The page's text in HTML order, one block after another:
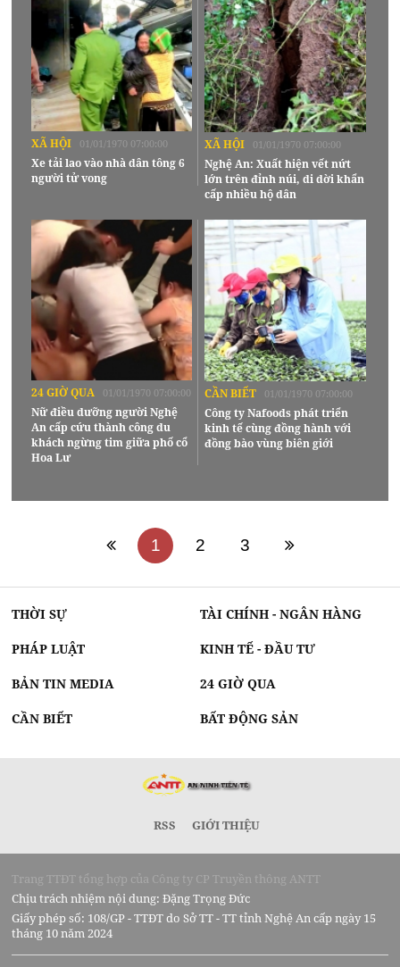
XÃ HỘI 01/01/1970 07:00:00
Xe tải lao vào nhà dân tông 6
người tử vong
XÃ HỘI 01/01/1970 07:00:00
Nghệ An: Xuất hiện vết nứt
lớn trên đỉnh núi, di dời khẩn
cấp nhiều hộ dân
24 GIỜ QUA 01/01/1970 07:00:00
Nữ điều dưỡng người Nghệ
An cấp cứu thành công du
khách ngừng tim giữa phố cổ
Hoa Lư
CẦN BIẾT 01/01/1970 07:00:00
Công ty Nafoods phát triển
kinh tế cùng đồng hành với
đồng bào vùng biên giới
1 2 3
THỜI SỰ TÀI CHÍNH - NGÂN HÀNG
PHÁP LUẬT KINH TẾ - ĐẦU TƯ
BẢN TIN MEDIA 24 GIỜ QUA
CẦN BIẾT BẤT ĐỘNG SẢN
RSS GIỚI THIỆU
Trang TTĐT tổng hợp của Công ty CP Truyền thông ANTT
Chịu trách nhiệm nội dung: Đặng Trọng Đức
Giấy phép số: 108/GP - TTĐT do Sở TT - TT tỉnh Nghệ An cấp ngày 15
tháng 10 năm 2024